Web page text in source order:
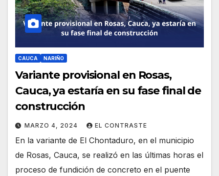
CAUCA NARIÑO
Variante provisional en Rosas,
Cauca, ya estaría en su fase final de
construcción
MARZO 4, 2024 EL CONTRASTE
En la variante de El Chontaduro, en el municipio
de Rosas, Cauca, se realizó en las últimas horas el
proceso de fundición de concreto en el puente